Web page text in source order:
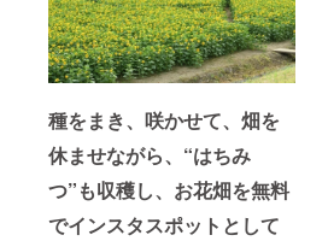
種をまき、咲かせて、畑を
休ませながら、“はちみ
つ”も収穫し、お花畑を無料
でインスタスポットとして